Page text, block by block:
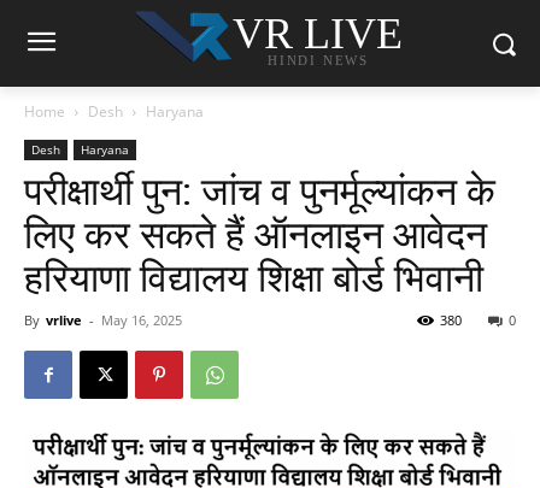
VR LIVE
HINDI NEWS
Home Desh Haryana
Desh Haryana
परीक्षार्थी पुन: जांच व पुनर्मूल्यांकन के
लिए कर सकते हैं ऑनलाइन आवेदन
हरियाणा विद्यालय शिक्षा बोर्ड भिवानी
By vrlive - May 16, 2025 0
380